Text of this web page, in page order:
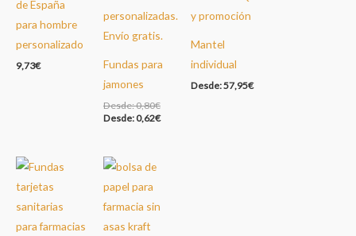
de España
para hombre
personalizado
9,73€
Fundas para
jamones
Desde:0,80€
Desde:0,62€
Mantel
individual
Desde:57,95€